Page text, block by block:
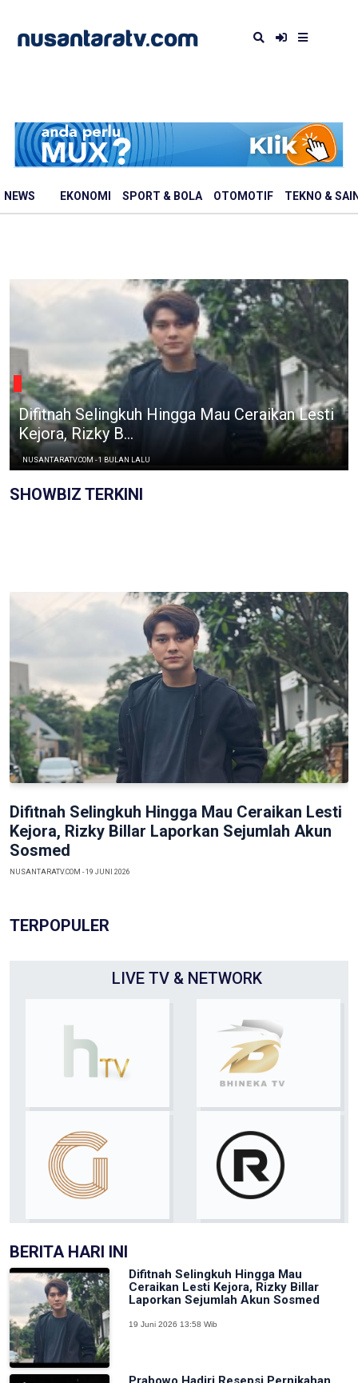
NEWS EKONOMI SPORT & BOLA OTOMOTIF TEKNO &
Difitnah Selingkuh Hingga Mau Ceraikan Lesti
Kejora, Rizky B...
NUSANTARATV.COM - 1 BULAN LALU
SHOWBIZ TERKINI
Difitnah Selingkuh Hingga Mau Ceraikan Lesti
Kejora, Rizky Billar Laporkan Sejumlah Akun
Sosmed
NUSANTARATV.COM - 19 JUNI 2026
Previous Next
TERPOPULER
LIVE TV & NETWORK
BERITA HARI INI
Difitnah Selingkuh Hingga Mau
Ceraikan Lesti Kejora, Rizky Billar
Laporkan Sejumlah Akun Sosmed
19 Juni 2026 13:58 Wib